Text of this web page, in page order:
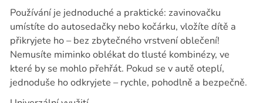
Používání je jednoduché a praktické: zavinovačku
umístíte do autosedačky nebo kočárku, vložíte dítě a
přikryjete ho – bez zbytečného vrstvení oblečení!
Nemusíte miminko oblékat do tlusté kombinézy, ve
které by se mohlo přehřát. Pokud se v autě oteplí,
jednoduše ho odkryjete – rychle, pohodlně a bezpečně.